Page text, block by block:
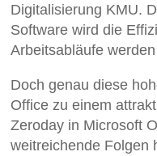
Digitalisierung KMU.
Software wird die
Arbeitsabläufe
Doch genau diese
Office zu einem
Zeroday in Microsoft
weitreichende Folgen